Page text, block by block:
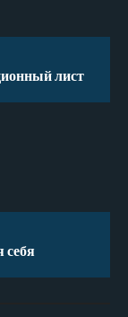
лист
себя